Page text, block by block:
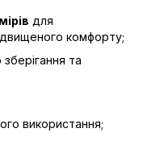
для
комфорту;
та
використання;